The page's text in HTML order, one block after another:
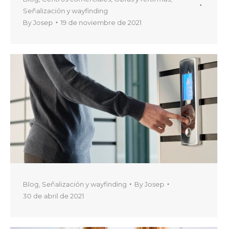
Señalización y wayfinding
ByJosep 19 de noviembre de 2021
Blog Señalización y wayfinding ByJosep
30 de abril de 2021